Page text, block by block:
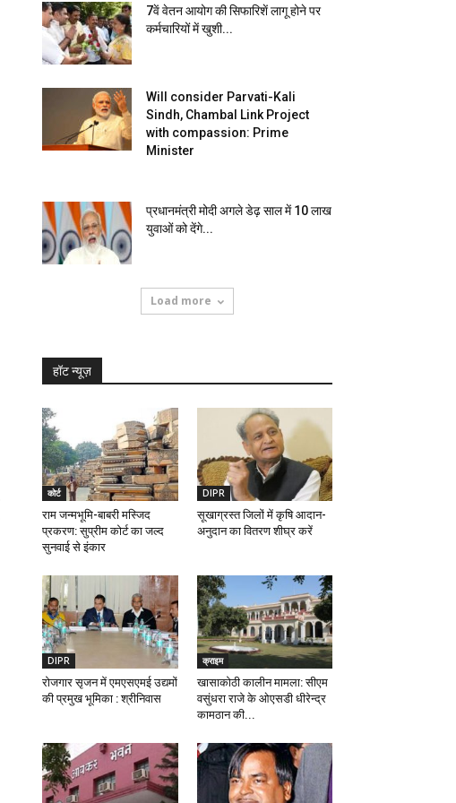
7वें वेतन आयोग की सिफारिशें लागू होने पर
कर्मचारियों में खुशी...
Will consider Parvati-Kali
Sindh, Chambal Link Project
with compassion: Prime
Minister
प्रधानमंत्री मोदी अगले डेढ़ साल में 10 लाख
युवाओं को देंगे...
Load more
हॉट न्यूज़
कोर्ट
राम जन्मभूमि-बाबरी मस्जिद
प्रकरण: सुप्रीम कोर्ट का जल्द
सुनवाई से इंकार
DIPR
सूखाग्रस्त जिलों में कृषि आदान-
अनुदान का वितरण शीघ्र करें
DIPR
रोजगार सृजन में एमएसएमई उद्यमों
की प्रमुख भूमिका : श्रीनिवास
क्राइम
खासाकोठी कालीन मामला: सीएम
वसुंधरा राजे के ओएसडी धीरेन्द्र
कामठान की...